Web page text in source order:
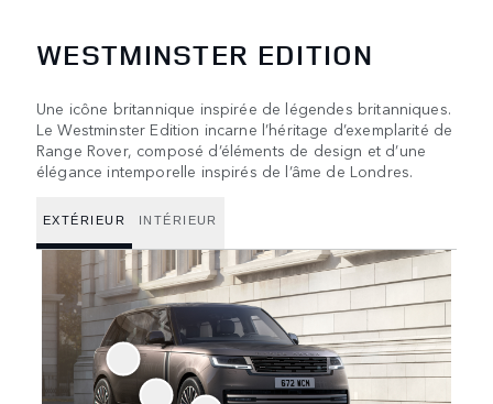
WESTMINSTER EDITION
Une icône britannique inspirée de légendes britanniques.
Le Westminster Edition incarne l’héritage d’exemplarité de
Range Rover, composé d’éléments de design et d’une
élégance intemporelle inspirés de l’âme de Londres.
EXTÉRIEUR INTÉRIEUR